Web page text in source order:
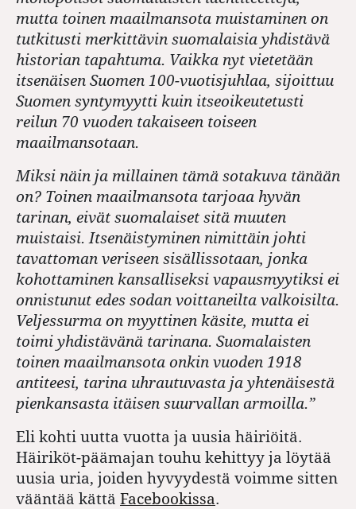
mutta toinen maailmansota muistaminen on
tutkitusti merkittävin suomalaisia yhdistävä
historian tapahtuma. Vaikka nyt vietetään
itsenäisen Suomen 100-vuotisjuhlaa, sijoittuu
Suomen syntymyytti kuin itseoikeutetusti
reilun 70 vuoden takaiseen toiseen
maailmansotaan.
Miksi näin ja millainen tämä sotakuva tänään
on? Toinen maailmansota tarjoaa hyvän
tarinan, eivät suomalaiset sitä muuten
muistaisi. Itsenäistyminen nimittäin johti
tavattoman veriseen sisällissotaan, jonka
kohottaminen kansalliseksi vapausmyytiksi ei
onnistunut edes sodan voittaneilta valkoisilta.
Veljessurma on myyttinen käsite, mutta ei
toimi yhdistävänä tarinana. Suomalaisten
toinen maailmansota onkin vuoden 1918
antiteesi, tarina uhrautuvasta ja yhtenäisestä
pienkansasta itäisen suurvallan armoilla.”
Eli kohti uutta vuotta ja uusia häiriöitä.
Häiriköt-päämajan touhu kehittyy ja löytää
uusia uria, joiden hyvyydestä voimme sitten
vääntää kättä Facebookissa.